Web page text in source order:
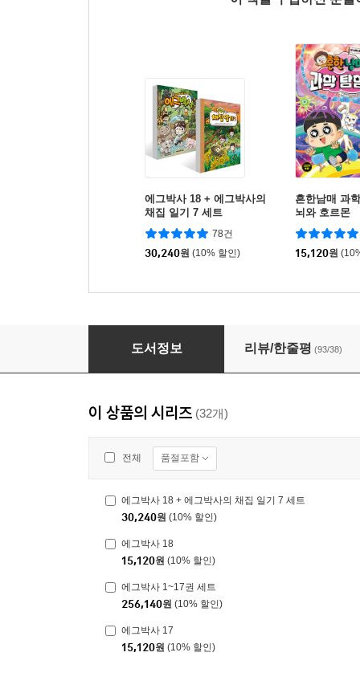
에그박사 18 + 에그박사의
채집 일기 7 세트
78건
30,240원 (10% 할인)
흔한남매 과
뇌와 호르몬
15,120원
에그박사 14
도서정보 리뷰/한줄평 (93/38)
이 상품의 시리즈 (32개)
전체 품절포함
에그박사 18 + 에그박사의 채집 일기 7 세트
30,240원 (10% 할인)
에그박사 18
15,120원 (10% 할인)
에그박사 1~17권 세트
256,140원 (10% 할인)
에그박사 17
15,120원 (10% 할인)